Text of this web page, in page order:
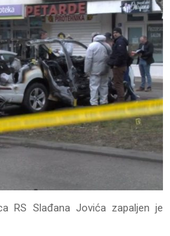
RS Slađana Jovića zapaljen je